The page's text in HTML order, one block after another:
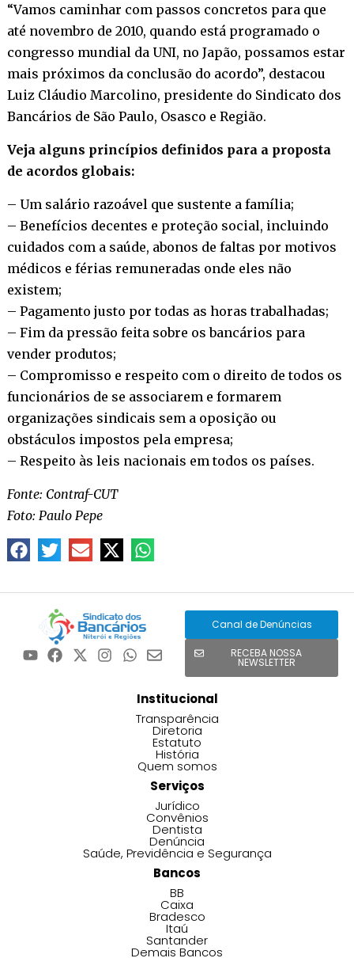
“Vamos caminhar com passos concretos para que
até novembro de 2010, quando está programado o
congresso mundial da UNI, no Japão, possamos estar
mais próximos da conclusão do acordo”, destacou
Luiz Cláudio Marcolino, presidente do Sindicato dos
Bancários de São Paulo, Osasco e Região.
Veja alguns princípios definidos para a proposta
de acordos globais:
– Um salário razoável que sustente a família;
– Benefícios decentes e proteção social, incluindo
cuidados com a saúde, abonos de faltas por motivos
médicos e férias remuneradas onde eles não
existem;
– Pagamento justo por todas as horas trabalhadas;
– Fim da pressão feita sobre os bancários para
vender produtos;
– Compromisso e respeito com o direito de todos os
funcionários de se associarem e formarem
organizações sindicais sem a oposição ou
obstáculos impostos pela empresa;
– Respeito às leis nacionais em todos os países.
Fonte: Contraf-CUT
Foto: Paulo Pepe
Canal de Denúncias
RECEBA NOSSA
NEWSLETTER
Institucional
Transparência
Diretoria
Estatuto
História
Quem somos
Serviços
Jurídico
Convênios
Dentista
Denúncia
Saúde, Previdência e Segurança
Bancos
BB
Caixa
Bradesco
Itaú
Santander
Demais Bancos